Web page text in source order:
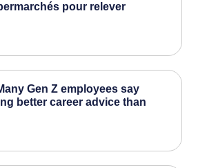
pour relever
Gen Z employees say
better career advice than